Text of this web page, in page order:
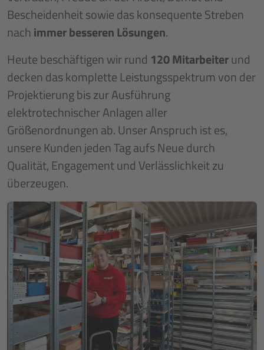
Bescheidenheit sowie das konsequente Streben
nachimmer besseren Lösungen.
Heute beschäftigen wir rund 120 Mitarbeiterund
decken das komplette Leistungsspektrum von der
Projektierung bis zur Ausführung
elektrotechnischer Anlagen aller
Größenordnungen ab. Unser Anspruch ist es,
unsere Kunden jeden Tag aufs Neue durch
Qualität, Engagement und Verlässlichkeit zu
überzeugen.